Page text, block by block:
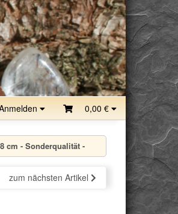
0,00 €
cm - Sonderqualität -
zum nächsten Artikel